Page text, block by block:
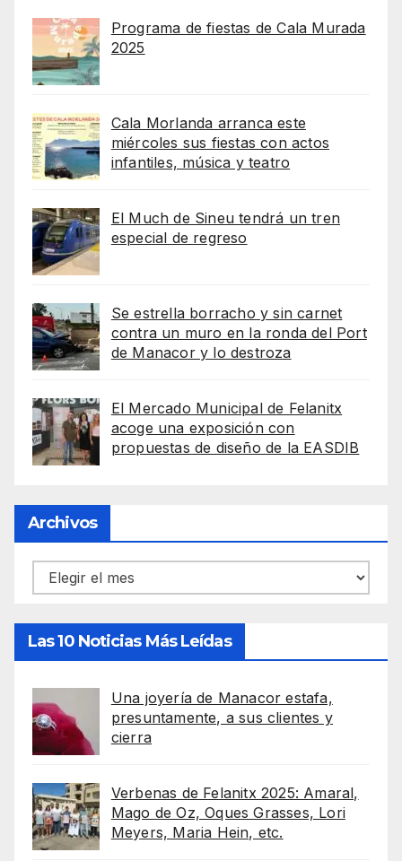
Programa de fiestas de Cala Murada
2025
Cala Morlanda arranca este
miércoles sus fiestas con actos
infantiles, música y teatro
El Much de Sineu tendrá un tren
especial de regreso
Se estrella borracho y sin carnet
contra un muro en la ronda del Port
de Manacor y lo destroza
El Mercado Municipal de Felanitx
acoge una exposición con
propuestas de diseño de la EASDIB
Archivos
Archivos
Las 10 Noticias Más Leídas
Una joyería de Manacor estafa,
presuntamente, a sus clientes y
cierra
Verbenas de Felanitx 2025: Amaral,
Mago de Oz, Oques Grasses, Lori
Meyers, Maria Hein, etc.